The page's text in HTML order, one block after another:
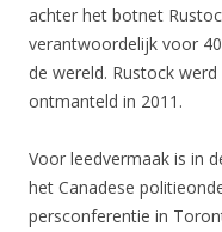
achter het botnet
verantwoordelijk voor
de wereld. Rustock
ontmanteld in 2011.
Voor leedvermaak is in
het Canadese
persconferentie in